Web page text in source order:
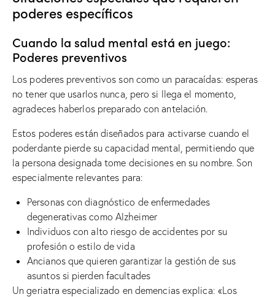
poderes específicos
Cuando la salud mental está en juego:
Poderes preventivos
Los poderes preventivos son como un paracaídas: esperas
no tener que usarlos nunca, pero si llega el momento,
agradeces haberlos preparado con antelación.
Estos poderes están diseñados para activarse cuando el
poderdante pierde su capacidad mental, permitiendo que
la persona designada tome decisiones en su nombre. Son
especialmente relevantes para:
Personas con diagnóstico de enfermedades
degenerativas como Alzheimer
Individuos con alto riesgo de accidentes por su
profesión o estilo de vida
Ancianos que quieren garantizar la gestión de sus
asuntos si pierden facultades
Un geriatra especializado en demencias explica: «Los